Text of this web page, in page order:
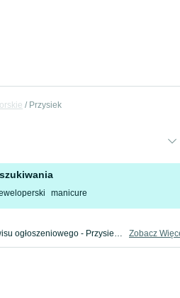
Przysiek
manicure
Skorzystaj z największego serwisu ogłoszeniowego - Przysiek i okolice! Kupuj to, czego pragniesz i sprzedawaj to, czego już nie potrzebujesz! Zobacz